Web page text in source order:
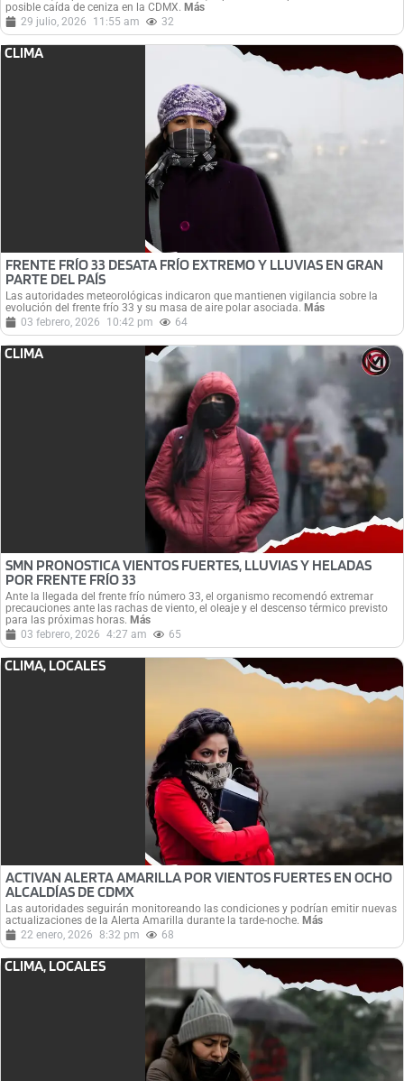
posible caída de ceniza en la CDMX. Más
29 julio, 2026
11:55 am 32
CLIMA
FRENTE FRÍO 33 DESATA FRÍO EXTREMO Y LLUVIAS EN GRAN
PARTE DEL PAÍS
Las autoridades meteorológicas indicaron que mantienen vigilancia sobre la
evolución del frente frío 33 y su masa de aire polar asociada. Más
03 febrero, 2026
10:42 pm 64
CLIMA
SMN PRONOSTICA VIENTOS FUERTES, LLUVIAS Y HELADAS
POR FRENTE FRÍO 33
Ante la llegada del frente frío número 33, el organismo recomendó extremar
precauciones ante las rachas de viento, el oleaje y el descenso térmico previsto
para las próximas horas. Más
03 febrero, 2026 4:27 am 65
CLIMA, LOCALES
ACTIVAN ALERTA AMARILLA POR VIENTOS FUERTES EN OCHO
ALCALDÍAS DE CDMX
Las autoridades seguirán monitoreando las condiciones y podrían emitir nuevas
actualizaciones de la Alerta Amarilla durante la tarde-noche. Más
22 enero, 2026 8:32 pm 68
CLIMA, LOCALES